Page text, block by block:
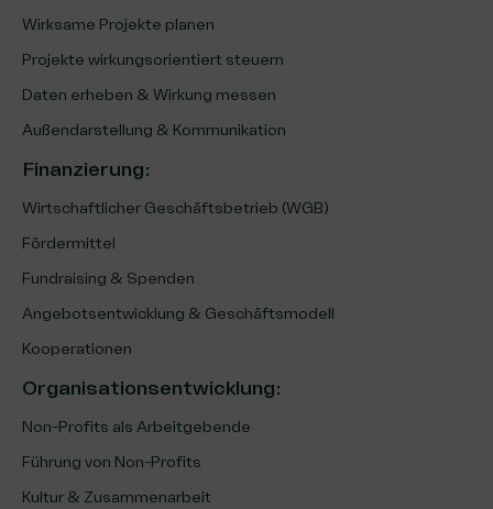
Wirksame Projekte planen
Projekte wirkungsorientiert steuern
Daten erheben & Wirkung messen
Außendarstellung & Kommunikation
Finanzierung:
Wirtschaftlicher Geschäftsbetrieb (WGB)
Fördermittel
Fundraising & Spenden
Angebotsentwicklung & Geschäftsmodell
Kooperationen
Organisationsentwicklung:
Non-Profits als Arbeitgebende
Führung von Non-Profits
Kultur & Zusammenarbeit